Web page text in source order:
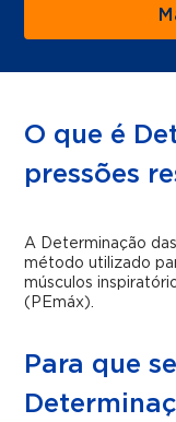
O que é
pressões
A Determinação
método utilizado
músculos
(PEmáx).
Para que